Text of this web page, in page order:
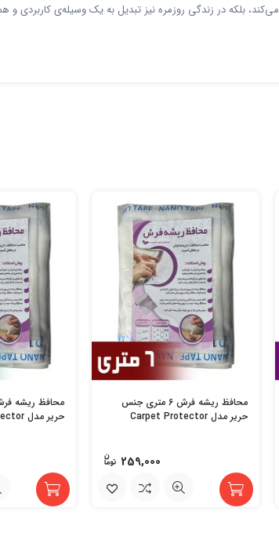
بلکه در زندگی روزمره نیز تبدیل به یک وسیله‌ی کاربردی و
محافظ ریشه فرش 6 متری جنس
حریر مدل Carpet Protector
259,000
حریر مدل Carpet Protector